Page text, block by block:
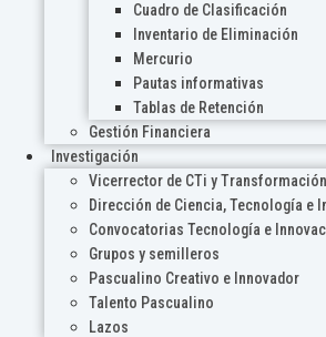
Cuadro de Clasificación
Inventario de Eliminación
Mercurio
Pautas informativas
Tablas de Retención
Gestión Financiera
Investigación
Vicerrector de CTi y
Dirección de Ciencia, Tecnología e
Convocatorias Tecnología e
Grupos y semilleros
Pascualino Creativo e Innovador
Talento Pascualino
Lazos